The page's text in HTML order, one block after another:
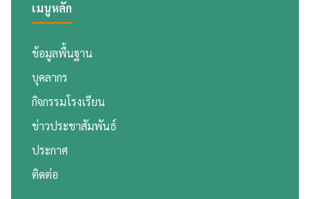
เมนูหลัก
ข้อมูลพื้นฐาน
บุคลากร
กิจกรรมโรงเรียน
ข่าวประชาสัมพันธ์
ประกาศ
ติดต่อ